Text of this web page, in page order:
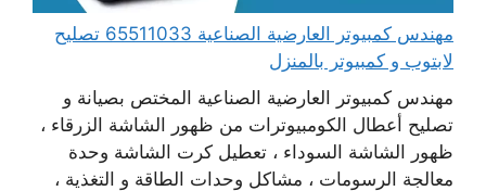
مهندس كمبيوتر العارضية الصناعية 65511033 تصليح
لابتوب و كمبيوتر بالمنزل
مهندس كمبيوتر العارضية الصناعية المختص بصيانة و
تصليح أعطال الكومبيوترات من ظهور الشاشة الزرقاء ،
ظهور الشاشة السوداء ، تعطيل كرت الشاشة وحدة
معالجة الرسومات ، مشاكل وحدات الطاقة و التغذية ،